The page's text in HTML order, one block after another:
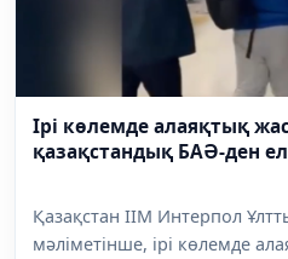
Ірі көлемде алаяқтық
қазақстандық БАӘ-ден
Қазақстан ІІМ Интерпол
мәліметінше, ірі көлемде